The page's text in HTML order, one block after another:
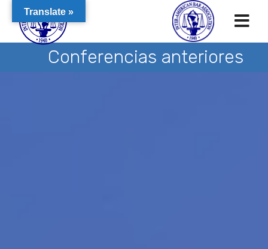
Conferencias anteriores
Translate »